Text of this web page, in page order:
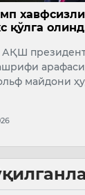
қўлга
АҚШ
майдони